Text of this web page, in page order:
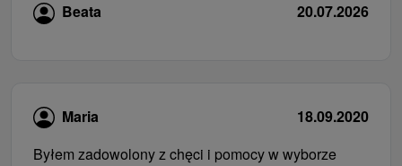
Beata 20.07.2026
Maria
18.09.2020
Byłem zadowolony z chęci i pomocy w wyborze